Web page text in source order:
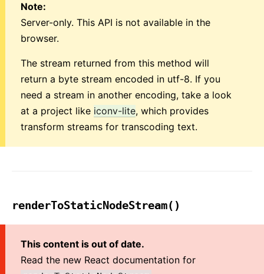
Note:
Server-only. This API is not available in the
browser.
The stream returned from this method will
return a byte stream encoded in utf-8. If you
need a stream in another encoding, take a look
at a project like iconv-lite, which provides
transform streams for transcoding text.
renderToStaticNodeStream()
This content is out of date.
Read the new React documentation for